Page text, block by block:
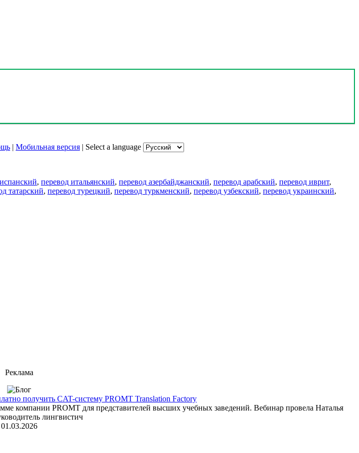
| Мобильная версия | Select a language
, перевод итальянский, перевод азербайджанский, перевод арабский, перевод иврит,
татарский, перевод турецкий, перевод туркменский, перевод узбекский, перевод украинский,
Реклама
получить CAT-систему PROMT Translation Factory
компании PROMT для представителей высших учебных заведений. Вебинар провела Наталья
лингвистич
01.03.2026